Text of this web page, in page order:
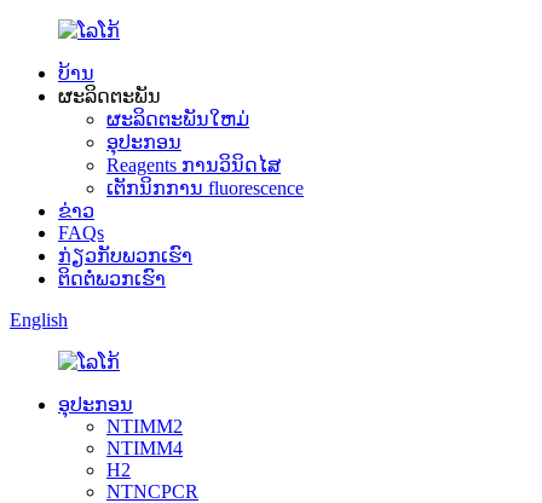
ບ້ານ
ຜະລິດຕະພັນ
ຜະລິດຕະພັນໃຫມ່
ອຸປະກອນ
Reagents ການວິນິດໄສ
ເຕັກນິກການ fluorescence
ຂ່າວ
FAQs
ກ່ຽວກັບພວກເຮົາ
ຕິດຕໍ່ພວກເຮົາ
English
ອຸປະກອນ
NTIMM2
NTIMM4
H2
NTNCPCR